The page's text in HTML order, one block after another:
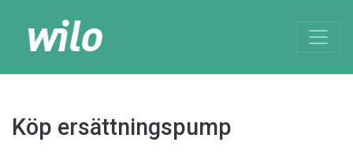
Köp ersättningspump